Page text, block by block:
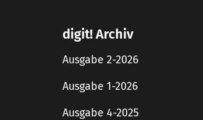
digit! Archiv
Ausgabe 2-2026
Ausgabe 1-2026
Ausgabe 4-2025